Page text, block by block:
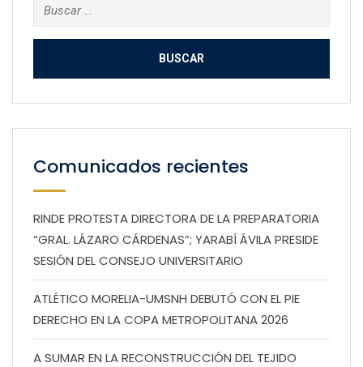
Buscar:
Comunicados recientes
RINDE PROTESTA DIRECTORA DE LA PREPARATORIA
“GRAL. LÁZARO CÁRDENAS”; YARABÍ ÁVILA PRESIDE
SESIÓN DEL CONSEJO UNIVERSITARIO
ATLÉTICO MORELIA-UMSNH DEBUTÓ CON EL PIE
DERECHO EN LA COPA METROPOLITANA 2026
A SUMAR EN LA RECONSTRUCCIÓN DEL TEJIDO